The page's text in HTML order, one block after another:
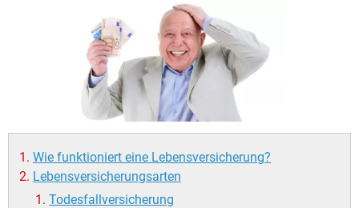
Wie funktioniert eine Lebensversicherung?
Lebensversicherungsarten
Todesfallversicherung